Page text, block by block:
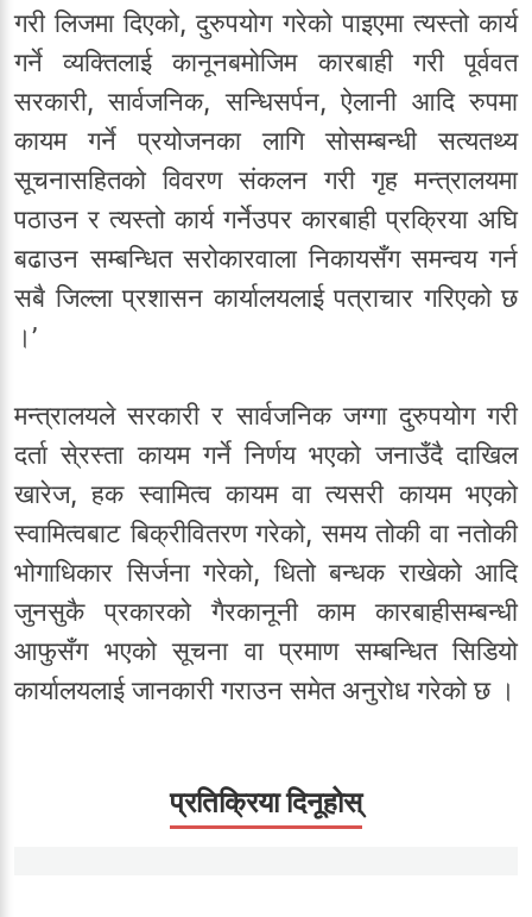
गरी लिजमा दिएको, दुरुपयोग गरेको पाइएमा त्यस्तो कार्य
गर्ने व्यक्तिलाई कानूनबमोजिम कारबाही गरी पूर्ववत
सरकारी, सार्वजनिक, सन्धिसर्पन, ऐलानी आदि रुपमा
कायम गर्ने प्रयोजनका लागि सोसम्बन्धी सत्यतथ्य
सूचनासहितको विवरण संकलन गरी गृह मन्त्रालयमा
पठाउन र त्यस्तो कार्य गर्नेउपर कारबाही प्रक्रिया अघि
बढाउन सम्बन्धित सरोकारवाला निकायसँग समन्वय गर्न
सबै जिल्ला प्रशासन कार्यालयलाई पत्राचार गरिएको छ
।’
मन्त्रालयले सरकारी र सार्वजनिक जग्गा दुरुपयोग गरी
दर्ता से्रस्ता कायम गर्ने निर्णय भएको जनाउँदै दाखिल
खारेज, हक स्वामित्व कायम वा त्यसरी कायम भएको
स्वामित्वबाट बिक्रीवितरण गरेको, समय तोकी वा नतोकी
भोगाधिकार सिर्जना गरेको, धितो बन्धक राखेको आदि
जुनसुकै प्रकारको गैरकानूनी काम कारबाहीसम्बन्धी
आफुसँग भएको सूचना वा प्रमाण सम्बन्धित सिडियो
कार्यालयलाई जानकारी गराउन समेत अनुरोध गरेको छ ।
प्रतिक्रिया दिनूहोस्